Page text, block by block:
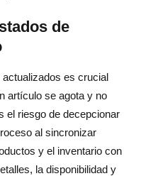
de
es crucial
artículo se agota y no
el riesgo de decepcionar
al sincronizar
y el inventario con
la disponibilidad y